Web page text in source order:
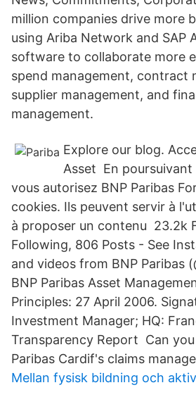
million companies drive more
using Ariba Network and SAP
software to collaborate more
spend management, contract
supplier management, and
management.
Explore our blog.
Asset En
vous autorisez BNP Paribas
cookies. Ils peuvent servir à
à proposer un contenu 23.2k
Following, 806 Posts - See
and videos from BNP Paribas
BNP Paribas Asset
Principles: 27 April 2006.
Investment Manager; HQ:
Transparency Report Can
Paribas Cardif's claims
Mellan fysisk bildning och